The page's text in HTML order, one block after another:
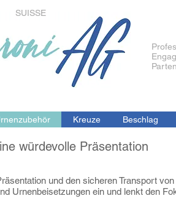
SUISSE
Kreuze Beschlag
würdevolle Präsentation
und den sicheren Transport
Urnenbeisetzungen ein und lenkt den